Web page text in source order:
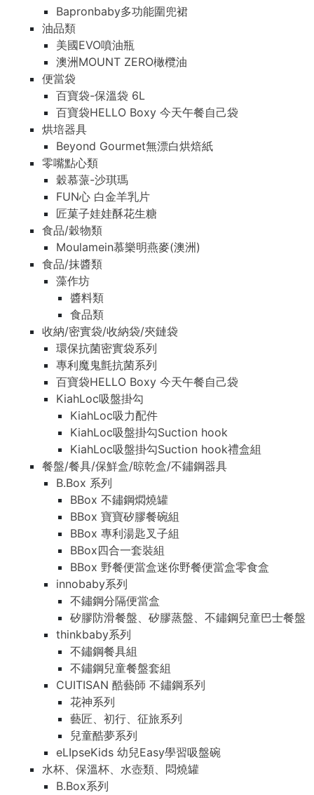
Bapronbaby多功能圍兜裙
油品類
美國EVO噴油瓶
澳洲MOUNT ZERO橄欖油
便當袋
百寶袋-保溫袋 6L
百寶袋HELLO Boxy 今天午餐自己袋
烘培器具
Beyond Gourmet無漂白烘焙紙
零嘴點心類
穀慕蒎-沙琪瑪
FUN心 白金羊乳片
匠菓子娃娃酥花生糖
食品/穀物類
Moulamein慕樂明燕麥(澳洲)
食品/抹醬類
藻作坊
醬料類
食品類
收納/密實袋/收納袋/夾鏈袋
環保抗菌密實袋系列
專利魔鬼氈抗菌系列
百寶袋HELLO Boxy 今天午餐自己袋
KiahLoc吸盤掛勾
KiahLoc吸力配件
KiahLoc吸盤掛勾Suction hook
KiahLoc吸盤掛勾Suction hook禮盒組
餐盤/餐具/保鮮盒/晾乾盒/不鏽鋼器具
B.Box 系列
BBox 不鏽鋼燜燒罐
BBox 寶寶矽膠餐碗組
BBox 專利湯匙叉子組
BBox四合一套裝組
BBox 野餐便當盒迷你野餐便當盒零食盒
innobaby系列
不鏽鋼分隔便當盒
矽膠防滑餐盤、矽膠蒸盤、不鏽鋼兒童巴士餐盤
thinkbaby系列
不鏽鋼餐具組
不鏽鋼兒童餐盤套組
CUITISAN 酷藝師 不鏽鋼系列
花神系列
藝匠、初行、征旅系列
兒童酷夢系列
eLIpseKids 幼兒Easy學習吸盤碗
水杯、保溫杯、水壺類、悶燒罐
B.Box系列